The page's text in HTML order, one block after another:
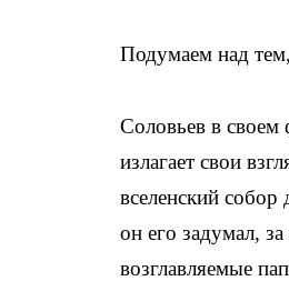
Подумаем над
Соловьев в своем
излагает свои
вселенский
он его задумал,
возглавляемые